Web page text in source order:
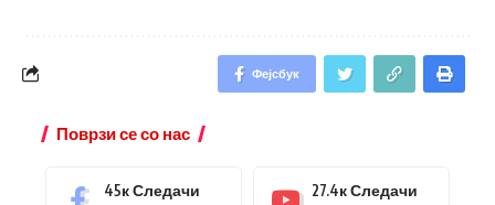
Фејсбук
Поврзи се со нас
45кСледачи 27.4кСледачи